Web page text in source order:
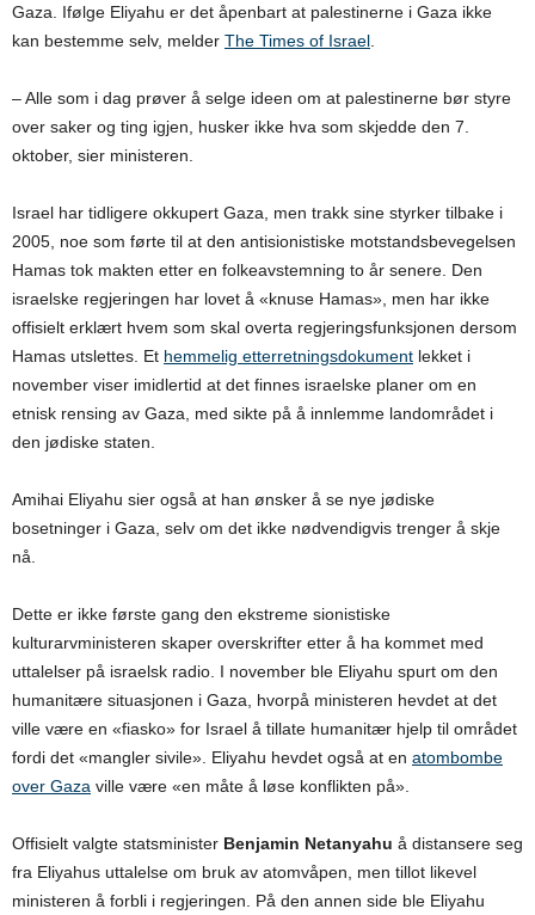
Gaza. Ifølge Eliyahu er det åpenbart at palestinerne i Gaza ikke
kan bestemme selv, melder The Times of Israel
– Alle som i dag prøver å selge ideen om at palestinerne bør styre
over saker og ting igjen, husker ikke hva som skjedde den 7.
oktober, sier ministeren.
Israel har tidligere okkupert Gaza, men trakk sine styrker tilbake i
2005, noe som førte til at den antisionistiske motstandsbevegelsen
Hamas tok makten etter en folkeavstemning to år senere. Den
israelske regjeringen har lovet å «knuse Hamas», men har ikke
offisielt erklært hvem som skal overta regjeringsfunksjonen dersom
Hamas utslettes. Et hemmelig etterretningsdokument lekket i
november viser imidlertid at det finnes israelske planer om en
etnisk rensing av Gaza, med sikte på å innlemme landområdet i
den jødiske staten.
Amihai Eliyahu sier også at han ønsker å se nye jødiske
bosetninger i Gaza, selv om det ikke nødvendigvis trenger å skje
nå.
Dette er ikke første gang den ekstreme sionistiske
kulturarvministeren skaper overskrifter etter å ha kommet med
uttalelser på israelsk radio. I november ble Eliyahu spurt om den
humanitære situasjonen i Gaza, hvorpå ministeren hevdet at det
ville være en «fiasko» for Israel å tillate humanitær hjelp til området
fordi det «mangler sivile» . Eliyahu hevdet også at en atombombe
over Gaza ville være «en måte å løse konflikten på».
Offisielt valgte statsminister Benjamin Netanyahu å distansere seg
fra Eliyahus uttalelse om bruk av atomvåpen, men tillot likevel
ministeren å forbli i regjeringen. På den annen side ble Eliyahu